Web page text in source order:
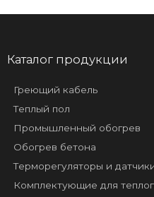
Каталог продукции
Греющий кабель
Теплый пол
Промышленный обогрев
Обогрев бетона
Терморегуляторы и
Комплектующие для